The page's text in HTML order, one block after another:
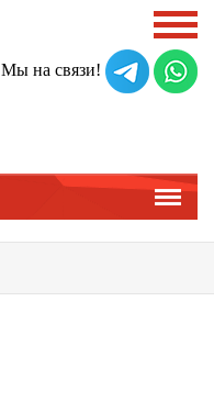
Мы на связи!